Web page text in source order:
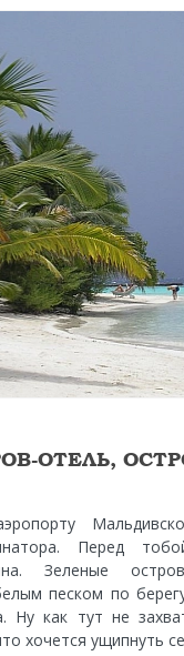
ОТЕЛЬ,
Перед
Зеленые
песком по
Ну как тут не
хочется ущипнуть